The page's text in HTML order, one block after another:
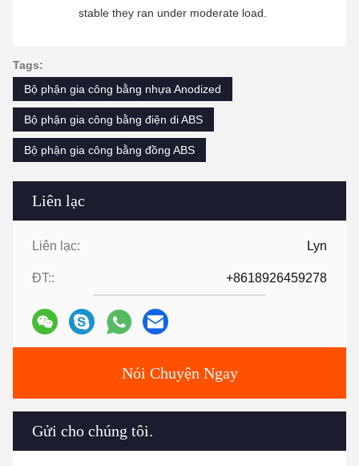
Liên lạc
Liên lạc: Lyn
ĐT:: +8618926459278
Nói Chuyện Ngay
Gửi cho chúng tôi.
stable they ran under moderate load.
Tags:
Bộ phận gia công bằng nhựa Anodized
Bộ phận gia công bằng điện di ABS
Bộ phận gia công bằng đồng ABS